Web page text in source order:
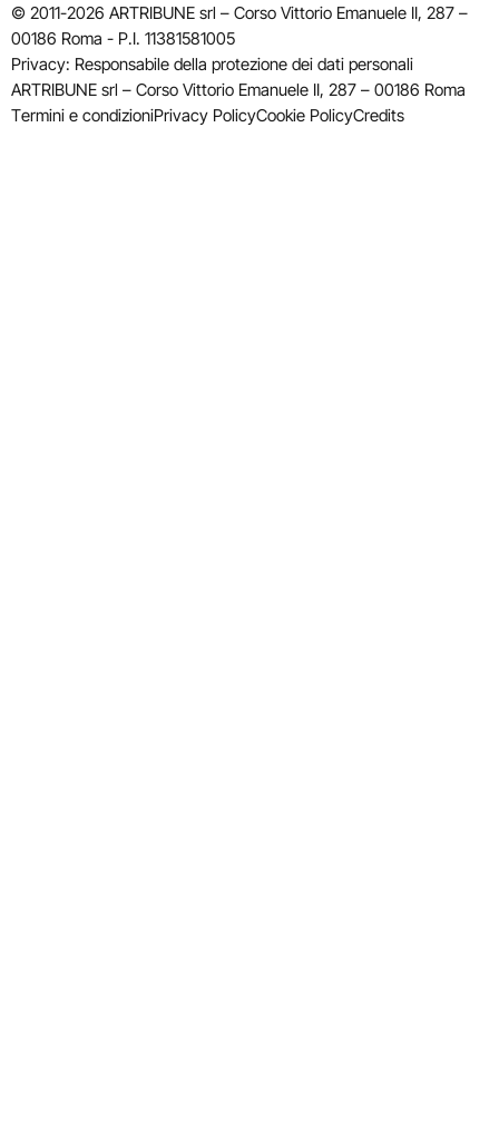
© 2011-2026 ARTRIBUNE srl – Corso Vittorio Emanuele II, 287 –
00186 Roma - P.I. 11381581005
Privacy: Responsabile della protezione dei dati personali
ARTRIBUNE srl – Corso Vittorio Emanuele II, 287 – 00186 Roma
Termini e condizioniPrivacy PolicyCookie PolicyCredits